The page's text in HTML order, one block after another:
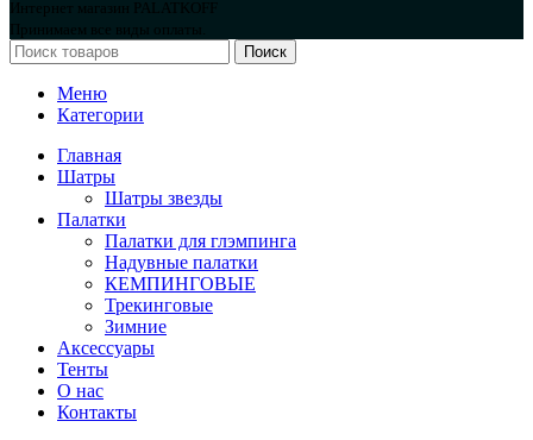
Интернет магазин PALATKOFF
Принимаем все виды оплаты.
Поиск
Меню
Категории
Главная
Шатры
Шатры звезды
Палатки
Палатки для глэмпинга
Надувные палатки
КЕМПИНГОВЫЕ
Трекинговые
Зимние
Аксессуары
Тенты
О нас
Контакты